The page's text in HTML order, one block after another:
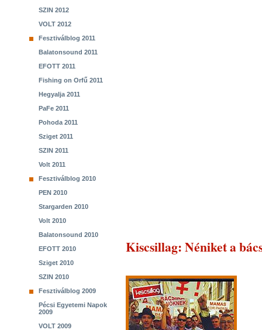
SZIN 2012
VOLT 2012
Fesztiválblog 2011
Balatonsound 2011
EFOTT 2011
Fishing on Orfű 2011
Hegyalja 2011
PaFe 2011
Pohoda 2011
Sziget 2011
SZIN 2011
Volt 2011
Fesztiválblog 2010
PEN 2010
Stargarden 2010
Volt 2010
Balatonsound 2010
EFOTT 2010
Sziget 2010
SZIN 2010
Fesztiválblog 2009
Pécsi Egyetemi Napok
2009
VOLT 2009
Kiscsillag: Néniket a